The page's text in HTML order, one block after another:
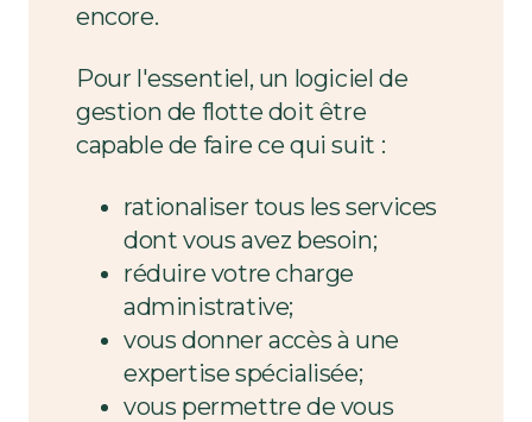
encore.
Pour l'essentiel, un logiciel de
gestion de flotte doit être
capable de faire ce qui suit :
rationaliser tous les services
dont vous avez besoin;
réduire votre charge
administrative;
vous donner accès à une
expertise spécialisée;
vous permettre de vous